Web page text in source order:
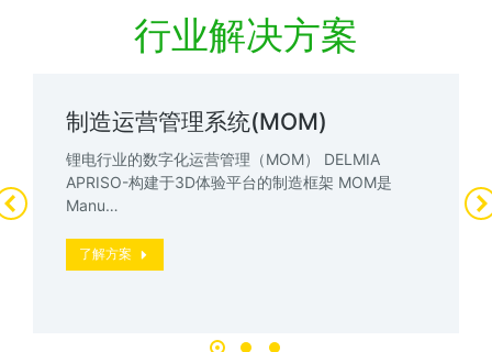
行业解决方案
制造运营管理系统(MOM)
锂电行业的数字化运营管理（MOM） DELMIA
APRISO-构建于3D体验平台的制造框架 MOM是
Manu…
了解方案